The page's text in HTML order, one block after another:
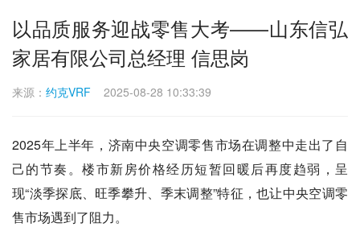
以品质服务迎战零售大考——山东信弘
家居有限公司总经理 信思岗
来源： 约克VRF 2025-08-28 10:33:39
2025年上半年，济南中央空调零售市场在调整中走出了自
己的节奏。楼市新房价格经历短暂回暖后再度趋弱，呈
现“淡季探底、旺季攀升、季末调整”特征，也让中央空调零
售市场遇到了阻力。